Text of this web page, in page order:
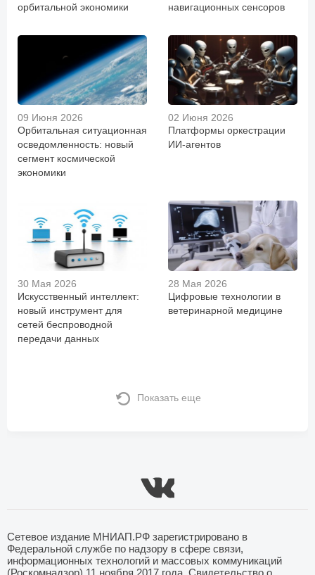
орбитальной экономики
навигационных сенсоров
09 Июня 2026
Орбитальная ситуационная
осведомленность: новый
сегмент космической
экономики
02 Июня 2026
Платформы оркестрации
ИИ-агентов
30 Мая 2026
Искусственный интеллект:
новый инструмент для
сетей беспроводной
передачи данных
28 Мая 2026
Цифровые технологии в
ветеринарной медицине
Показать еще
Сетевое издание МНИАП.РФ зарегистрировано в
Федеральной службе по надзору в сфере связи,
информационных технологий и массовых коммуникаций
(Роскомнадзор) 11 ноября 2017 года. Свидетельство о